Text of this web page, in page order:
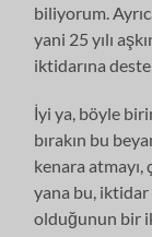
biliyorum.
yani 25 yılı
iktidarına
İyi ya, böyle
bırakın bu
kenara atmayı,
yana bu, iktidar
olduğunun bir